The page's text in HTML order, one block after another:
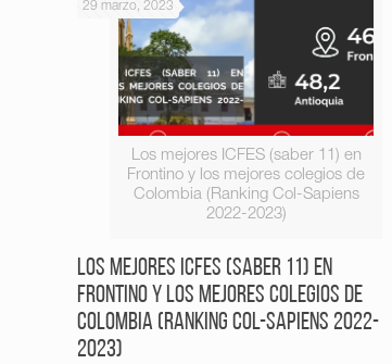
Los mejores ICFES (saber 11) en
Frontino y los mejores colegios de
Colombia (Ranking Col-Sapiens
2022-2023)
29 marzo, 2023
Los mejores ICFES (saber 11) en
Frontino y los mejores colegios de
Colombia (Ranking Col-Sapiens 2022-
2023)